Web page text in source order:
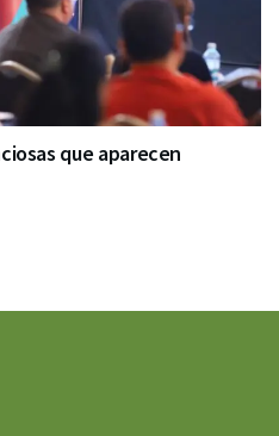
que aparecen